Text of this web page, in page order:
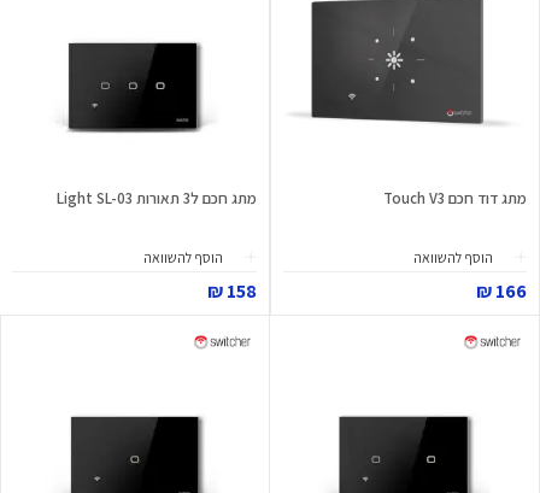
מתג דוד חכם Touch V3
הוסף להשוואה
166 ₪
מתג חכם ל3 תאורות Light SL-03
הוסף להשוואה
158 ₪